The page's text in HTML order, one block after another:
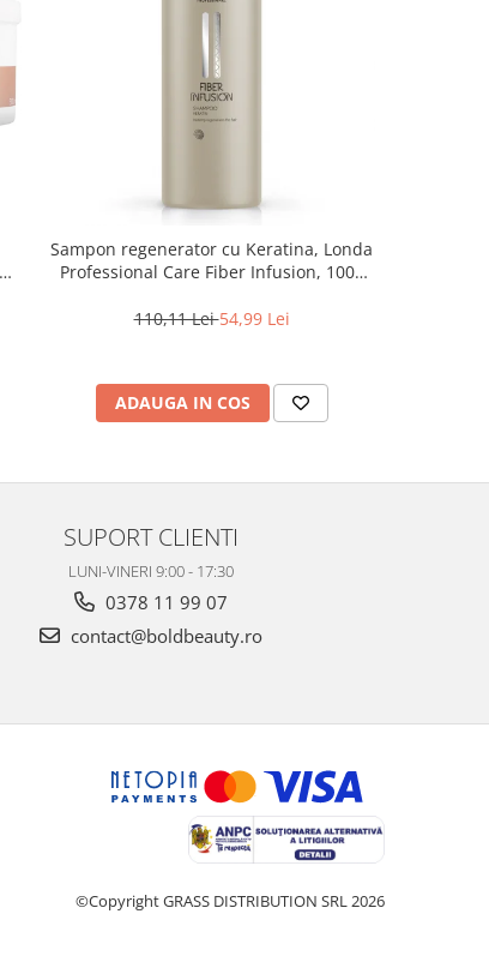
Sampon regenerator cu Keratina, Londa
Professional Care Fiber Infusion, 1000
110,11 Lei54,99 Lei
ADAUGA IN COS
SUPORT CLIENTI
LUNI-VINERI 9:00 - 17:30
0378 11 99 07
contact@boldbeauty.ro
©Copyright GRASS DISTRIBUTION SRL 2026